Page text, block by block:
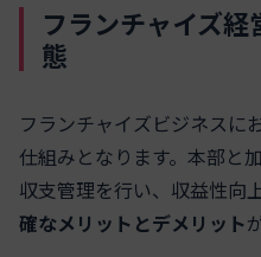
フランチャイズ
態
フランチャイズビジネスに
仕組みとなります。本部と
収支管理を行い、収益性向
確なメリットとデメリット